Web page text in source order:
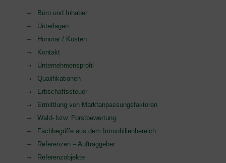
Büro und Inhaber
Unterlagen
Honorar / Kosten
Kontakt
Unternehmensprofil
Qualifikationen
Erbschaftssteuer
Ermittlung von Marktanpassungsfaktoren
Wald- bzw. Forstbewertung
Fachbegriffe aus dem Immobilienbereich
Referenzen – Auftraggeber
Referenzobjekte